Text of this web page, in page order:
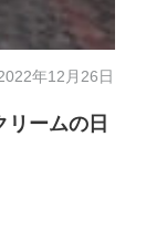
年12月26日
ームの日